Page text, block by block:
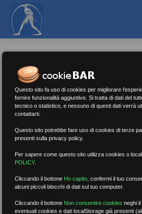
Esami di Stato
Nessun risultato.Rimuovi filtri
Questo sito fa uso di cookies per migliorare
fornire funzionalità aggiuntive. Si tratta di dati del
tecnico o statistico, e nessuno di questi dati verrà
contattarti.
Questo sito potrebbe fare uso di cookies di terze
presenti sulla privacy policy.
Per sapere come questo sito utilizza cookies o
POLICY.
Cliccando il bottone Ho capito ,confermi il tuo
alcuni piccoli blocchi di dati sul tuo computer.
Cliccando il bottone Non consentire cookies neghi
eventuali cookies e dati localStorage già presenti